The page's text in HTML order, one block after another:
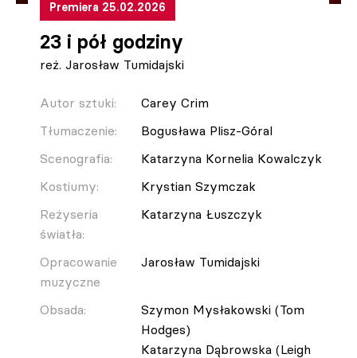
Premiera 25.02.2026
23 i pół godziny
reż. Jarosław Tumidajski
Autor sztuki:
Carey Crim
Tłumaczenie:
Bogusława Plisz-Góral
Scenografia:
Katarzyna Kornelia Kowalczyk
Kostiumy:
Krystian Szymczak
Reżyseria
światła:
Katarzyna Łuszczyk
Opracowanie
muzyczne
Jarosław Tumidajski
Obsada:
Szymon Mysłakowski (Tom
Hodges)
Katarzyna Dąbrowska (Leigh